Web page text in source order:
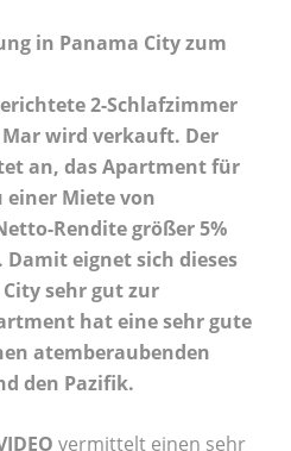
in Panama City zum
2-Schlafzimmer
wird verkauft. Der
an, das Apartment für
einer Miete von
Rendite größer 5%
eignet sich dieses
sehr gut zur
hat eine sehr gute
atemberaubenden
den Pazifik.
vermittelt einen sehr